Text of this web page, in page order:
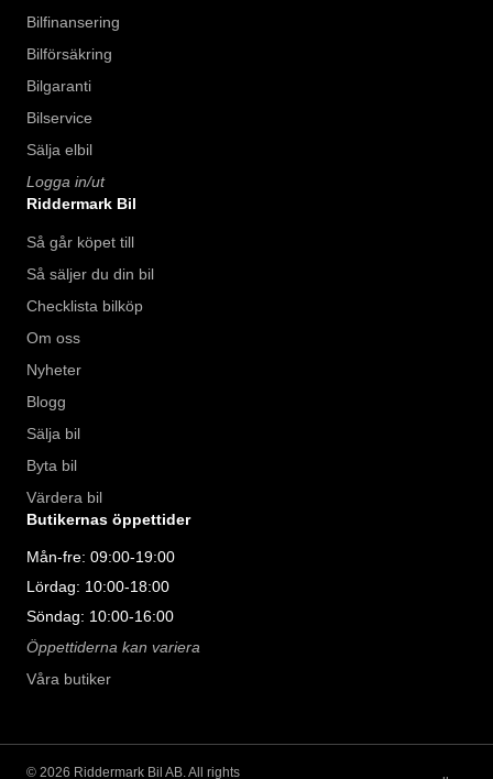
Bilfinansering
Bilförsäkring
Bilgaranti
Bilservice
Sälja elbil
Logga in/ut
Riddermark Bil
Så går köpet till
Så säljer du din bil
Checklista bilköp
Om oss
Nyheter
Blogg
Sälja bil
Byta bil
Värdera bil
Butikernas öppettider
Mån-fre: 09:00-19:00
Lördag: 10:00-18:00
Söndag: 10:00-16:00
Öppettiderna kan variera
Våra butiker
© 2026 Riddermark Bil AB. All rights